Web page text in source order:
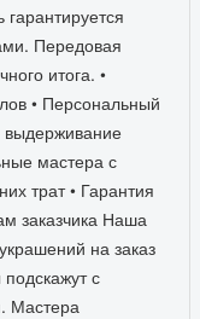
Передовая
итога. •
• Персональный
выдерживание
мастера с
трат • Гарантия
заказчика Наша
на заказ
с
Мастера